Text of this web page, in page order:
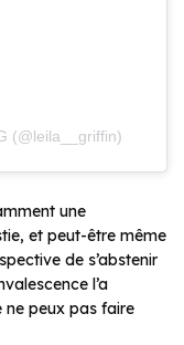
(@leila__griffin)
une
et peut-être même
de s’abstenir
l’a
ne peux pas faire